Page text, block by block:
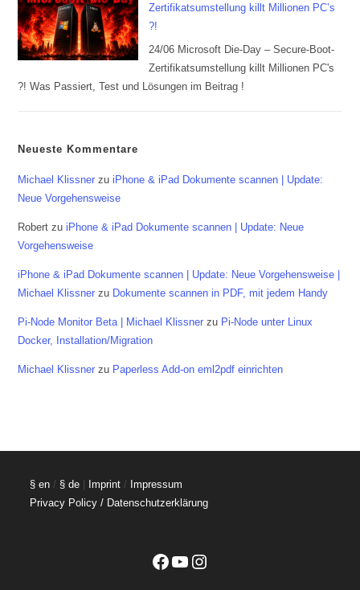
Zertifikatsumstellung killt Millionen PC’s
?!
24/06 Microsoft Die-Day – Secure-Boot-
Zertifikatsumstellung killt Millionen PC's
?! Was Passiert, Test und Lösungen im Beitrag !
Neueste Kommentare
Michael Klissner zuiPhone & iPad Dokumente scannen | Update:
Neue Vorgehensweise
Robert zuiPhone & iPad Dokumente scannen | Update: Neue
Vorgehensweise
iPhone & iPad Dokumente scannen | Update: Neue Vorgehensweise |
Michael Klissner zu Dokumente scannen in PDF, mit jedem Handy
Pi-Node Monitor Beta | Michael Klissner zu Pi-Node unter Linux
Docker, Installation/Migration
Michael Klissner zu Paperless Add-on eml2pdf einrichten
§ en / § de Imprint / Impressum
Privacy Policy / Datenschutzerklärung
Facebook
YouTubeInstagram